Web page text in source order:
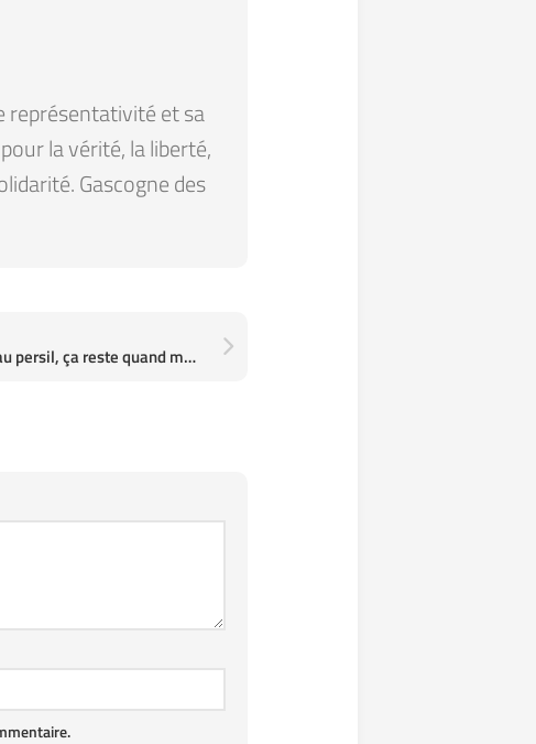
représentativité et sa
la vérité, la liberté,
Gascogne des
Cèpes fris à l'ail et au persil, ça reste quand même le mieux